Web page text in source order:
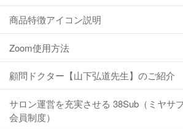
商品特徴アイコン説明
Zoom使用方法
顧問ドクター【山下弘道先生】のご紹介
サロン運営を充実させる 38Sub（ミヤサ
会員制度）